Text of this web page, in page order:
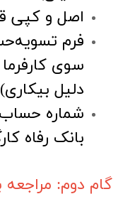
اصل و کپی
دلیل بیکاری)
بانک رفاه
گام دوم: مراجعه